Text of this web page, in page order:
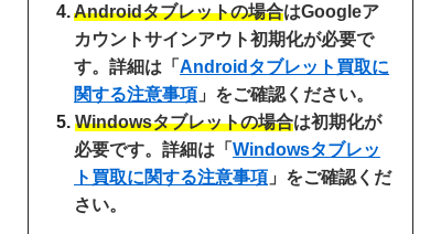
Androidタブレットの場合はGoogleア
カウントサインアウト初期化が必要で
す。詳細は「 Androidタブレット買取に
関する注意事項 」をご確認ください。
Windowsタブレットの場合は初期化が
必要です。詳細は「 Windowsタブレッ
ト買取に関する注意事項 」をご確認くだ
さい。